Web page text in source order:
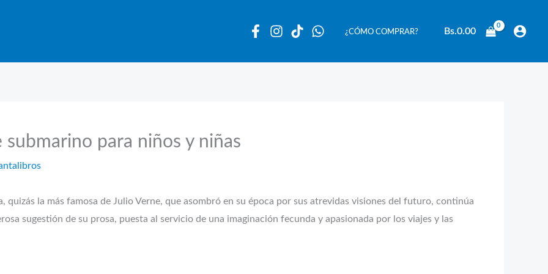
¿CÓMO COMPRAR? Bs.0.00
para niños y niñas
quizás la más famosa de Julio Verne, que asombró en su época por sus atrevidas visiones del futuro, continúa
sugestión de su prosa, puesta al servicio de una imaginación fecunda y apasionada por los viajes y las